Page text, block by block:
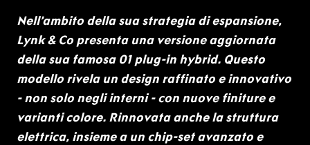
Nell’ambito della sua strategia di espansione,
Lynk & Co presenta una versione aggiornata
della sua famosa 01 plug-in hybrid. Questo
modello rivela un design raffinato e innovativo
- non solo negli interni - con nuove finiture e
varianti colore. Rinnovata anche la struttura
elettrica, insieme a un chip-set avanzato e